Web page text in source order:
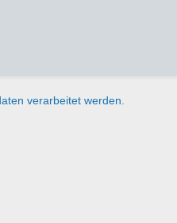
verarbeitet werden.